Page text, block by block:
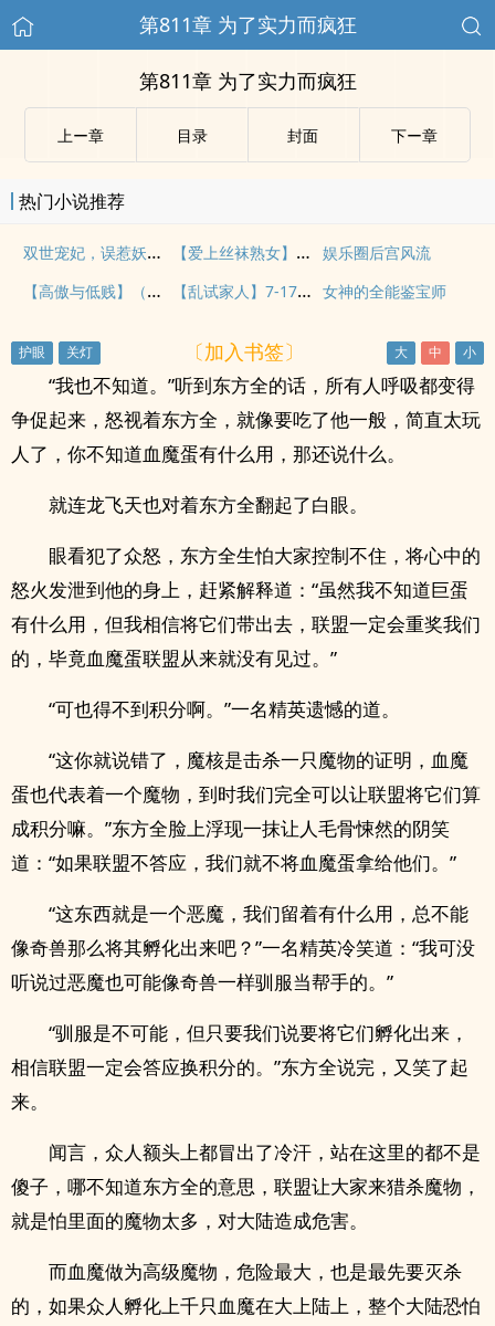
第811章 为了实力而疯狂
第811章 为了实力而疯狂
上ー章 目录 封面 下ー章
热门小说推荐
双世宠妃，误惹妖孽邪王 【爱上丝袜熟女】（一） 娱乐圈后宫风流
【高傲与低贱】（一）（女女虐待） 【乱试家人】7-17（未完，但不再续写了） 女神的全能鉴宝师
〔加入书签〕
“我也不知道。”听到东方全的话，所有人呼吸都变得
争促起来，怒视着东方全，就像要吃了他一般，简直太玩
人了，你不知道血魔蛋有什么用，那还说什么。
就连龙飞天也对着东方全翻起了白眼。
眼看犯了众怒，东方全生怕大家控制不住，将心中的
怒火发泄到他的身上，赶紧解释道：“虽然我不知道巨蛋
有什么用，但我相信将它们带出去，联盟一定会重奖我们
的，毕竟血魔蛋联盟从来就没有见过。”
“可也得不到积分啊。”一名精英遗憾的道。
“这你就说错了，魔核是击杀一只魔物的证明，血魔
蛋也代表着一个魔物，到时我们完全可以让联盟将它们算
成积分嘛。”东方全脸上浮现一抹让人毛骨悚然的阴笑
道：“如果联盟不答应，我们就不将血魔蛋拿给他们。”
“这东西就是一个恶魔，我们留着有什么用，总不能
像奇兽那么将其孵化出来吧？”一名精英冷笑道：“我可没
听说过恶魔也可能像奇兽一样驯服当帮手的。”
“驯服是不可能，但只要我们说要将它们孵化出来，
相信联盟一定会答应换积分的。”东方全说完，又笑了起
来。
闻言，众人额头上都冒出了冷汗，站在这里的都不是
傻子，哪不知道东方全的意思，联盟让大家来猎杀魔物，
就是怕里面的魔物太多，对大陆造成危害。
而血魔做为高级魔物，危险最大，也是最先要灭杀
的，如果众人孵化上千只血魔在大上陆上，整个大陆恐怕